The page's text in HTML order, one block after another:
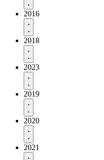
2016
2018
2023
2019
2020
2021